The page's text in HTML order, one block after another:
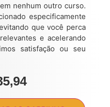
nenhum outro curso.
especificamente
que você perca
e acelerando
satisfação ou seu